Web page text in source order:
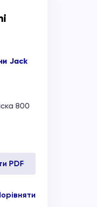
Jack
800